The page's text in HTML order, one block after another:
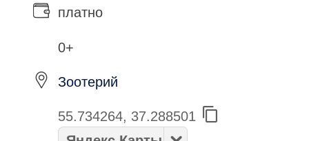
платно
0+
Зоотерий
55.734264, 37.288501